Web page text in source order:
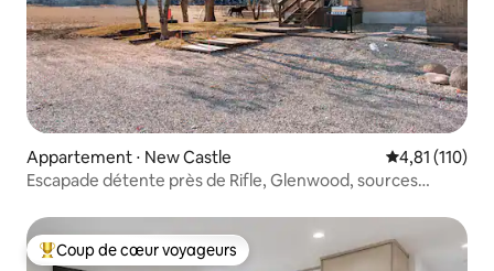
Appartement ⋅ New Castle Évaluation
4,81 (110)
Escapade détente près de Rifle, Glenwood, sources
Coups de cœur voyageurs les plus appréciés
Coup de cœur voyageurs